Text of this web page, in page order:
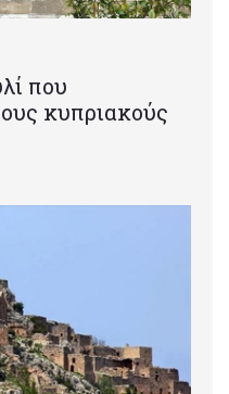
που
κυπριακούς